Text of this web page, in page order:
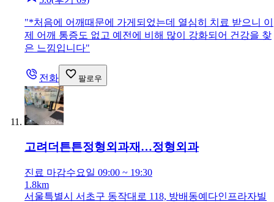
"*처음에 어깨때문에 가게되었는데 열심히 치료 받으니 이
제 어깨 통증도 없고 예전에 비해 많이 강화되어 건강을 찾
은 느낌입니다"
전화 팔로우
고려더튼튼정형외과재…정형외과
진료 마감수요일 09:00 ~ 19:30
1.8km
서울특별시 서초구 동작대로 118, 방배동예다인프라자빌